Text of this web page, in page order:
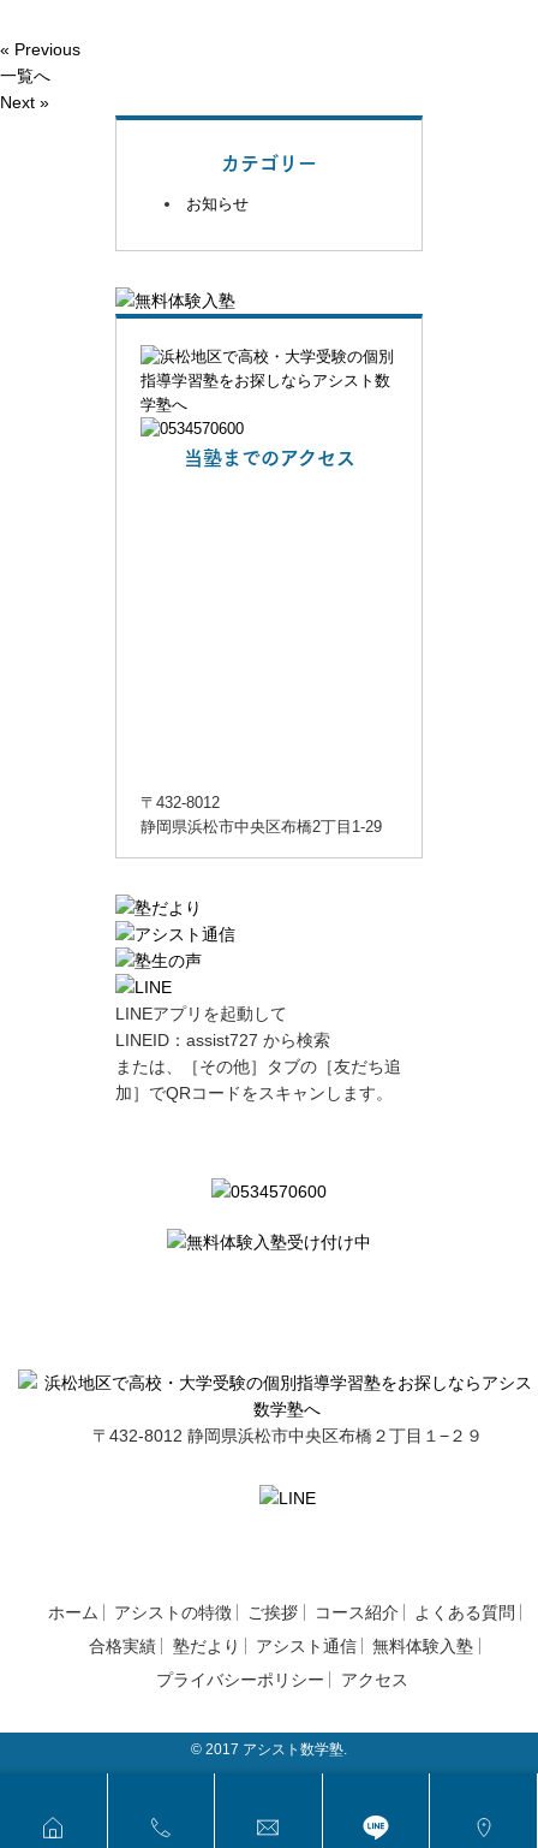
« Previous
一覧へ
Next »
カテゴリー
お知らせ
当塾までのアクセス
〒432-8012
静岡県浜松市中央区布橋2丁目1-29
LINEアプリを起動して
LINEID： assist727 から検索
または、［その他］タブの［友だち追
加］でQRコードをスキャンします。
〒432-8012 静岡県浜松市中央区布橋２丁目１−２９
ホーム アシストの特徴 ご挨拶 コース紹介
よくある質問
合格実績
塾だより アシスト通信
無料体験入塾
プライバシーポリシー
アクセス
© 2017 アシスト数学塾.